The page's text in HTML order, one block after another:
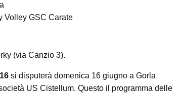
Volley GSC Carate
(via Canzio 3).
si disputerà domenica 16 giugno a Gorla
US Cistellum. Questo il programma delle